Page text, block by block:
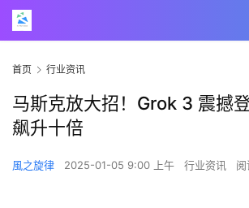
首页 行业资讯
马斯克放大招！Grok 3 震撼
飙升十倍
風之旋律 2025-01-05 9:00 上午 行业资讯